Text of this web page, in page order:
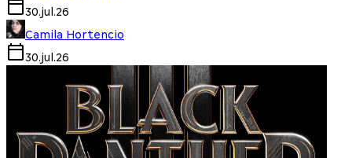
30.jul.26
Camila Hortencio
30.jul.26